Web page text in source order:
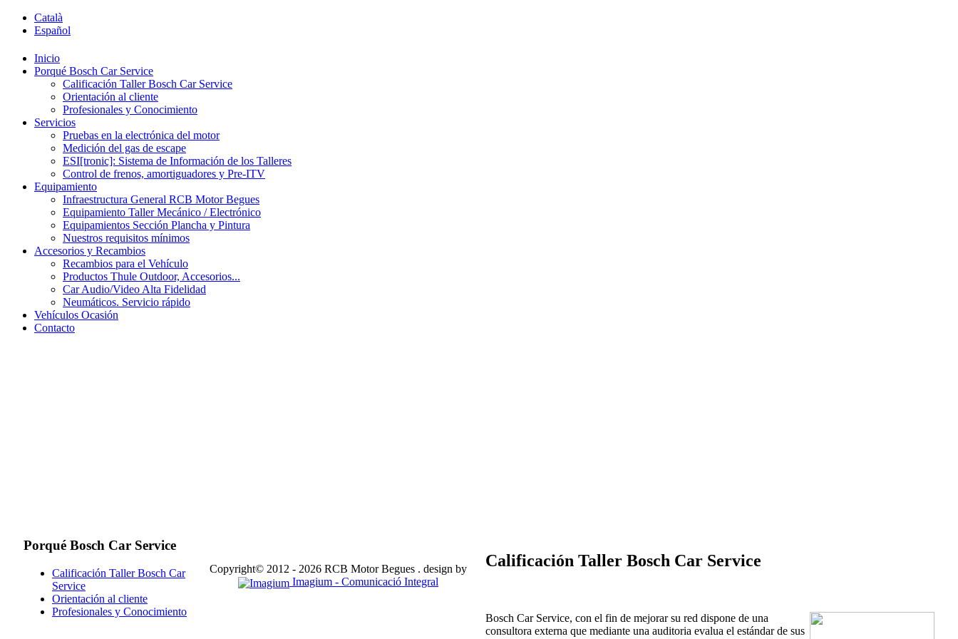
Català
Español
Inicio
Porqué Bosch Car Service
Calificación Taller Bosch Car Service
Orientación al cliente
Profesionales y Conocimiento
Servicios
Pruebas en la electrónica del motor
Medición del gas de escape
ESI[tronic]: Sistema de Información de los Talleres
Control de frenos, amortiguadores y Pre-ITV
Equipamiento
Infraestructura General RCB Motor Begues
Equipamiento Taller Mecánico / Electrónico
Equipamientos Sección Plancha y Pintura
Nuestros requisitos mínimos
Accesorios y Recambios
Recambios para el Vehículo
Productos Thule Outdoor, Accesorios...
Car Audio/Video Alta Fidelidad
Neumáticos. Servicio rápido
Vehículos Ocasión
Contacto
Porqué Bosch Car Service
Calificación Taller Bosch Car
Service
Orientación al cliente
Profesionales y Conocimiento
Calificación Taller Bosch Car Service
Bosch Car Service, con el fin de mejorar su red dispone de una
consultora externa que mediante una auditoria evalua el estándar de sus
Copyright© 2012 - 2026 RCB Motor Begues . design by
Imagium - Comunicació Integral